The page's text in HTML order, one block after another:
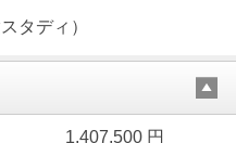
タディ）
1,407,500 円